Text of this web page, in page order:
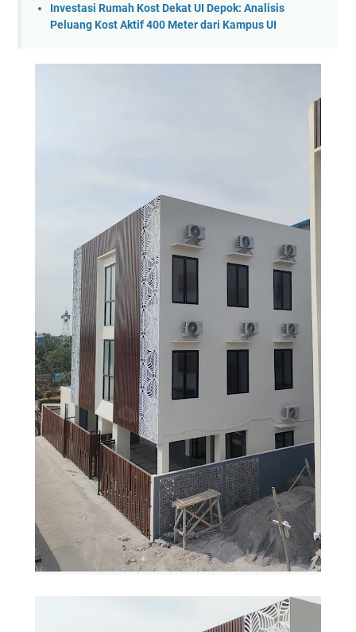
Investasi Rumah Kost Dekat UI Depok: Analisis
Peluang Kost Aktif 400 Meter dari Kampus UI